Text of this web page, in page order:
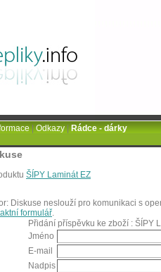
ŠÍPY Laminát EZ
Diskuse neslouží pro komunikaci s
formulář.
Přidání příspěvku ke zboží : ŠÍPY
Jméno
E-mail
Nadpis
|Odkazy|Rádce - dárky